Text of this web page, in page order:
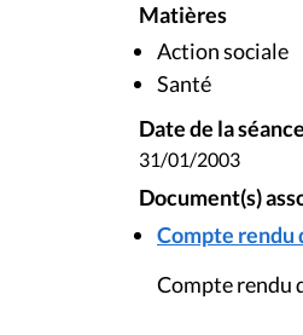
Matières
Action sociale
Santé
Date de la
31/01/2003
Document(s)
Compte rendu
Compte rendu